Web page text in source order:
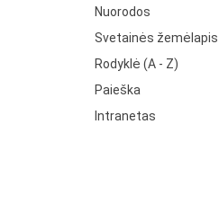
Nuorodos
Svetainės žemėlapis
Rodyklė (A - Z)
Paieška
Intranetas